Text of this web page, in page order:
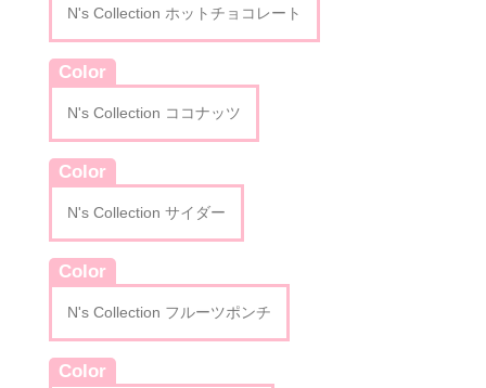
N's Collection ホットチョコレート
Color
N's Collection ココナッツ
Color
N's Collection サイダー
Color
N's Collection フルーツポンチ
Color